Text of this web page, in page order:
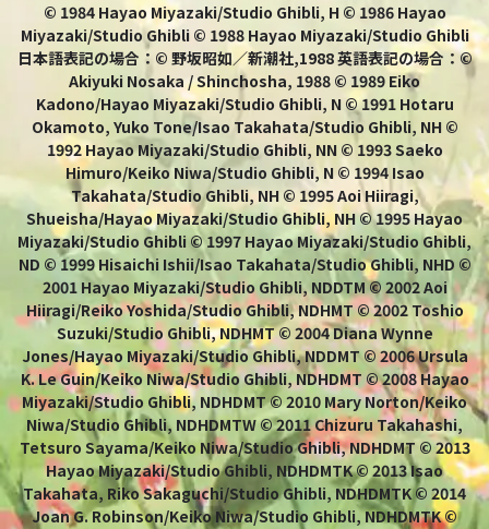
© 1984 Hayao Miyazaki/Studio Ghibli, H © 1986 Hayao
Miyazaki/Studio Ghibli © 1988 Hayao Miyazaki/Studio Ghibli
日本語表記の場合：© 野坂昭如／新潮社,1988 英語表記の場合：©
Akiyuki Nosaka / Shinchosha, 1988 © 1989 Eiko
Kadono/Hayao Miyazaki/Studio Ghibli, N © 1991 Hotaru
Okamoto, Yuko Tone/Isao Takahata/Studio Ghibli, NH ©
1992 Hayao Miyazaki/Studio Ghibli, NN © 1993 Saeko
Himuro/Keiko Niwa/Studio Ghibli, N © 1994 Isao
Takahata/Studio Ghibli, NH © 1995 Aoi Hiiragi,
Shueisha/Hayao Miyazaki/Studio Ghibli, NH © 1995 Hayao
Miyazaki/Studio Ghibli © 1997 Hayao Miyazaki/Studio Ghibli,
ND © 1999 Hisaichi Ishii/Isao Takahata/Studio Ghibli, NHD ©
2001 Hayao Miyazaki/Studio Ghibli, NDDTM © 2002 Aoi
Hiiragi/Reiko Yoshida/Studio Ghibli, NDHMT © 2002 Toshio
Suzuki/Studio Ghibli, NDHMT © 2004 Diana Wynne
Jones/Hayao Miyazaki/Studio Ghibli, NDDMT © 2006 Ursula
K. Le Guin/Keiko Niwa/Studio Ghibli, NDHDMT © 2008 Hayao
Miyazaki/Studio Ghibli, NDHDMT © 2010 Mary Norton/Keiko
Niwa/Studio Ghibli, NDHDMTW © 2011 Chizuru Takahashi,
Tetsuro Sayama/Keiko Niwa/Studio Ghibli, NDHDMT © 2013
Hayao Miyazaki/Studio Ghibli, NDHDMTK © 2013 Isao
Takahata, Riko Sakaguchi/Studio Ghibli, NDHDMTK © 2014
Joan G. Robinson/Keiko Niwa/Studio Ghibli, NDHDMTK ©